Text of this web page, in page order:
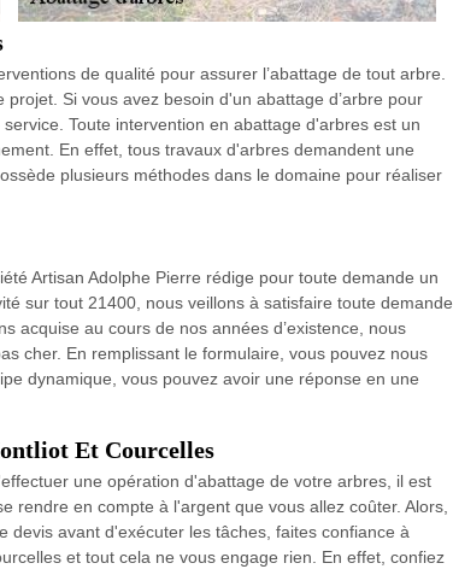
de qualité pour assurer l’abattage de tout arbre.
Si vous avez besoin d'un abattage d’arbre pour
Toute intervention en abattage d'arbres est un
En effet, tous travaux d'arbres demandent une
plusieurs méthodes dans le domaine pour réaliser
Artisan Adolphe Pierre rédige pour toute demande un
sur tout 21400, nous veillons à satisfaire toute demande
acquise au cours de nos années d’existence, nous
cher. En remplissant le formulaire, vous pouvez nous
dynamique, vous pouvez avoir une réponse en une
Et Courcelles
une opération d'abattage de votre arbres, il est
rendre en compte à l'argent que vous allez coûter. Alors,
avant d'exécuter les tâches, faites confiance à
et tout cela ne vous engage rien. En effet, confiez